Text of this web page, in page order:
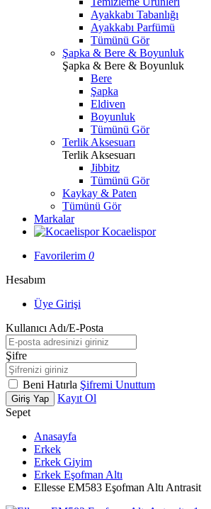
Ayakkabı Tabanlığı
Ayakkabı Parfümü
Tümünü Gör
Şapka & Bere & Boyunluk
Şapka & Bere & Boyunluk
Bere
Şapka
Eldiven
Boyunluk
Tümünü Gör
Terlik Aksesuarı
Terlik Aksesuarı
Jibbitz
Tümünü Gör
Kaykay & Paten
Tümünü Gör
Markalar
Kocaelispor
Favorilerim 0
Hesabım
Üye Girişi
Kullanıcı Adı/E-Posta
Şifre
Beni Hatırla Şifremi Unuttum
Giriş Yap
Kayıt Ol
Sepet
Anasayfa
Erkek
Erkek Giyim
Erkek Eşofman Altı
Ellesse EM583 Eşofman Altı Antrasit